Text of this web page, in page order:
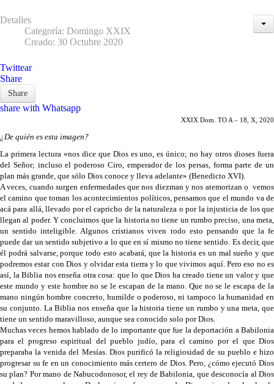
Detalles
Categoría: Domingo XXIX
Creado: 30 Octubre 2020
Twittear
Share
Share
share with Whatsapp
XXIX Dom. TO A – 18, X, 2020
¿De quién es esta imagen?
La primera lectura «nos dice que Dios es uno, es único; no hay otros dioses fuera
del Señor; incluso el poderoso Ciro, emperador de los persas, forma parte de un
plan más grande, que sólo Dios conoce y lleva adelante» (Benedicto XVI).
A veces, cuando surgen enfermedades que nos diezman y nos atemorizan o vemos
el camino que toman los acontecimientos políticos, pensamos que el mundo va de
acá para allá, llevado por el capricho de la naturaleza o por la injusticia de los que
llegan al poder. Y concluimos que la historia no tiene un rumbo preciso, una meta,
un sentido inteligible. Algunos cristianos viven todo esto pensando que la fe
puede dar un sentido subjetivo a lo que en sí mismo no tiene sentido. Es decir, que
él podrá salvarse, porque todo esto acabará, que la historia es un mal sueño y que
podremos estar con Dios y olvidar esta tierra y lo que vivimos aquí. Pero eso no es
así, la Biblia nos enseña otra cosa: que lo que Dios ha creado tiene un valor y que
este mundo y este hombre no se le escapan de la mano. Que no se le escapa de la
mano ningún hombre concreto, humilde o poderoso, ni tampoco la humanidad en
su conjunto. La Biblia nos enseña que la historia tiene un rumbo y una meta, que
tiene un sentido maravilloso, aunque sea conocido solo por Dios.
Muchas veces hemos hablado de lo importante que fue la deportación a Babilonia
para el progreso espiritual del pueblo judío, para el camino por el que Dios
preparaba la venida del Mesías. Dios purificó la religiosidad de su pueblo e hizo
progresar su fe en un conocimiento más certero de Dios. Pero, ¿cómo ejecutó Dios
su plan? Por mano de Nabucodonosor, el rey de Babilonia, que desconocía al Dios